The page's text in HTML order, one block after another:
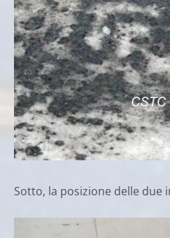
Sotto, la posizione delle due